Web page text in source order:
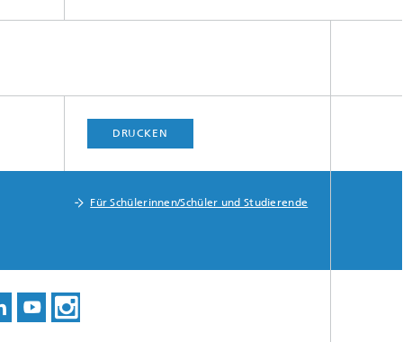
DRUCKEN
Für Schülerinnen/Schüler und Studierende